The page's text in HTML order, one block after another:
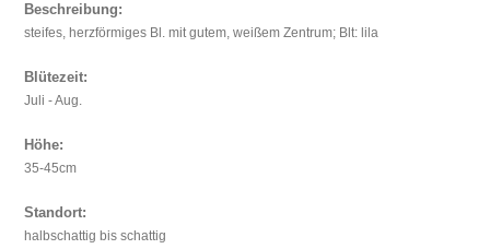
Beschreibung:
steifes, herzförmiges Bl. mit gutem, weißem Zentrum; Blt: lila
Blütezeit:
Juli - Aug.
Höhe:
35-45cm
Standort:
halbschattig bis schattig